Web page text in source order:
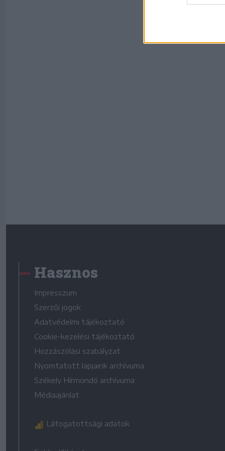
Hasznos
Impresszum
Szerzői jogok
Adatvédelmi tájékoztató
Cookie-kezelési tájékoztató
Hozzászólási szabályzat
Nyomtatott lapjaink archívuma
Székely Hírmondó archívuma
Médiaajánlat
Látogatottsági adatok